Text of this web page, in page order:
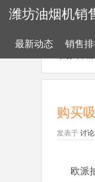
潍坊油烟机销
最新动态 销售
购买
发表于讨
欧派